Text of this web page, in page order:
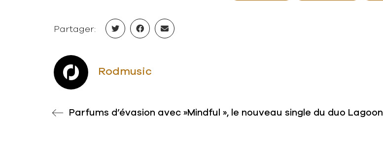
Partager:
Rodmusic
Parfums d’évasion avec »Mindful », le nouveau single du duo Lagoon